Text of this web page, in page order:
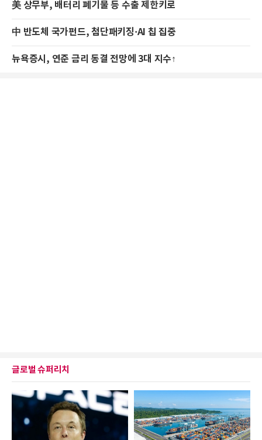
美 상무부, 배터리 폐기물 등 수출 제한키로
中 반도체 국가펀드, 첨단패키징·AI 칩 집중
뉴욕증시, 연준 금리 동결 전망에 3대 지수↑
글로벌 슈퍼리치